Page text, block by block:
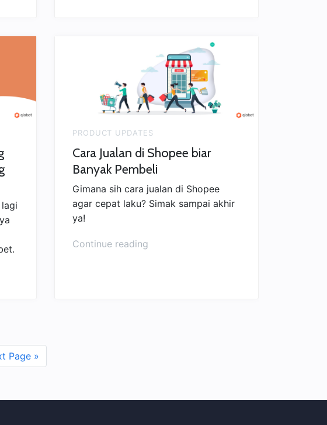
Monitor
Pesanan
Bermasalah”
PRODUCT UPDATES
Cara Jualan di Shopee biar
Banyak Pembeli
Gimana sih cara jualan di Shopee
agar cepat laku? Simak sampai akhir
ya!
Continue reading“Cara
Page »